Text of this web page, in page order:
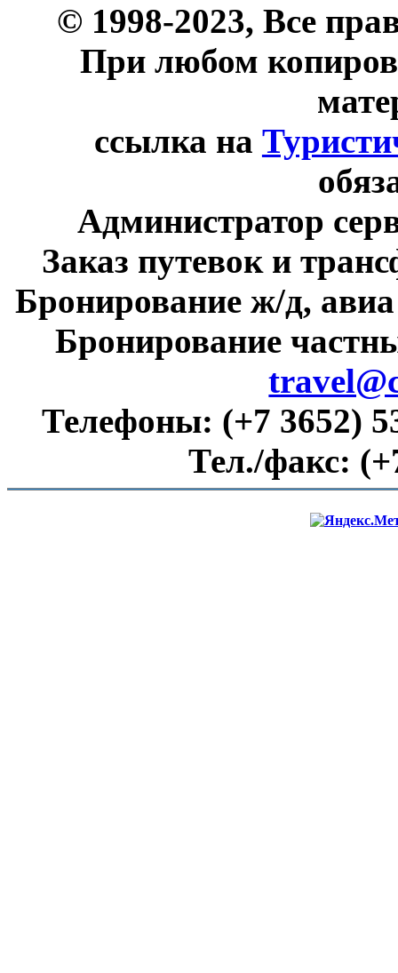
© 1998-2023, Все
При любом
ссылка на
Администратор
Заказ путевок и
Бронирование ж/д,
Бронирование
Телефоны: (+7 3652)
Тел./факс: